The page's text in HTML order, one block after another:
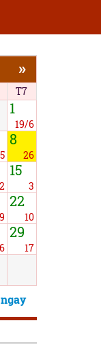
»
T7
1
19/6
8
26
2
15
3
9
22
10
29
17